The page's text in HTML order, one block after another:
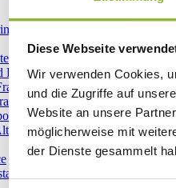
Diese Webseite
Wir verwenden Cookies,
und die Zugriffe auf
Website an unsere
möglicherweise mit
der Dienste gesammelt
in Frastanz
Au
Felsenau
Vereine